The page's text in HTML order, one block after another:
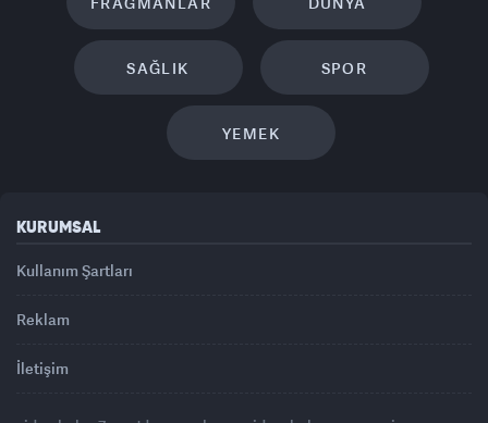
SAĞLIK SPOR
YEMEK
KURUMSAL
Kullanım Şartları
Reklam
İletişim